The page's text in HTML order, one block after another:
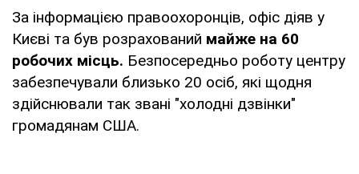
За інформацією правоохоронців, офіс діяв у
Києві та був розрахований майже на 60
робочих місць. Безпосередньо роботу центру
забезпечували близько 20 осіб, які щодня
здійснювали так звані "холодні дзвінки"
громадянам США.